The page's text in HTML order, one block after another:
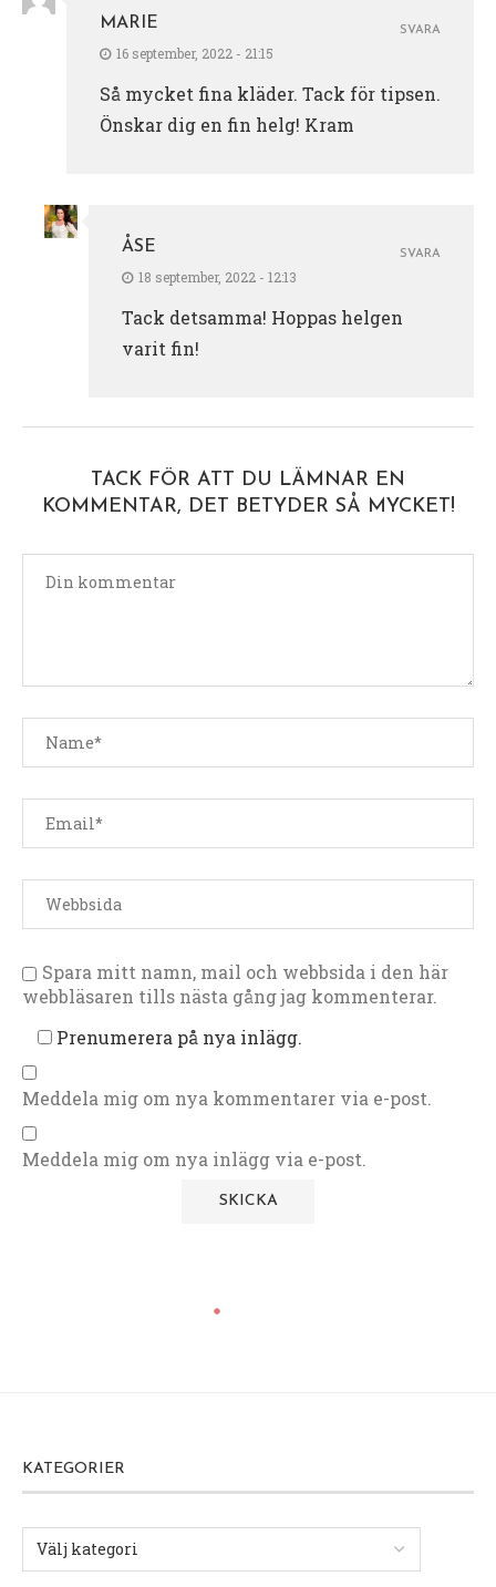
MARIE
16 september, 2022 - 21:15
Så mycket fina kläder. Tack för tipsen.
Önskar dig en fin helg! Kram
SVARA
ÅSE
18 september, 2022 - 12:13
Tack detsamma! Hoppas helgen
varit fin!
SVARA
TACK FÖR ATT DU LÄMNAR EN
KOMMENTAR, DET BETYDER SÅ MYCKET!
Spara mitt namn, mail och webbsida i den här
webbläsaren tills nästa gång jag kommenterar.
Prenumerera på nya inlägg.
Meddela mig om nya kommentarer via e-post.
Meddela mig om nya inlägg via e-post.
KATEGORIER